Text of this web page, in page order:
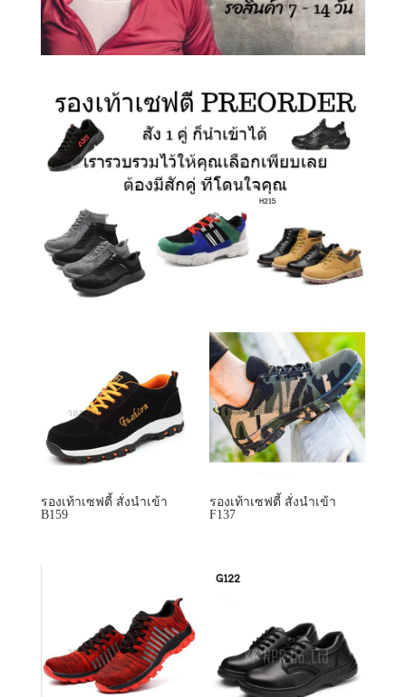
รองเท้าเซฟตี้ สั่งนำเข้า
รองเท้าเซฟตี้ สั่งนำเข้า
F137
รองเท้าเซฟตี้ สั่งนำเข้า